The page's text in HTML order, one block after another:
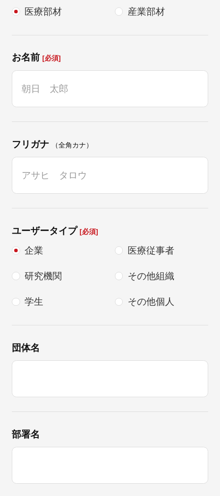
医療部材 産業部材
お名前 [必須]
フリガナ （全角カナ）
ユーザータイプ [必須]
企業 医療従事者
研究機関 その他組織
学生 その他個人
団体名
部署名